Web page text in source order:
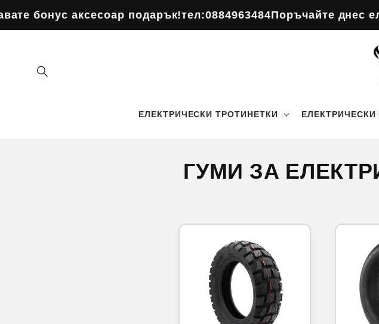
аксесоар подарък!тел:0884963484Поръчайте днес
ЕЛЕКТРИЧЕСКИ ТРОТИНЕТКИ ЕЛЕКТРИЧЕСКИ
ГУМИ ЗА